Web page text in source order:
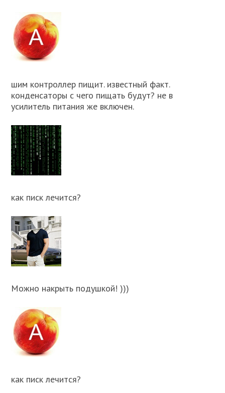
шим контроллер пищит. известный факт.
конденсаторы с чего пищать будут? не в
усилитель питания же включен.
как писк лечится?
Можно накрыть подушкой! )))
как писк лечится?